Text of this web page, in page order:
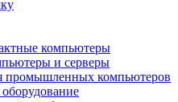
компьютеры
и серверы
промышленных компьютеров